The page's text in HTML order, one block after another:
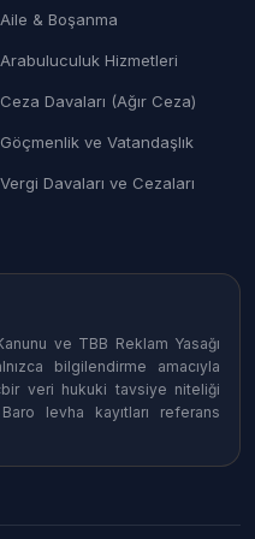
mahkeme kararları
ulaşın:
çevresindeki
danışmanlık hizmeti.
Özellikle sınır ticareti,
hukuku odaklı
davaları ve aile
Aile & Boşanma
Arabuluculuk Hizmetleri
Ceza Davaları (Ağır Ceza)
Göçmenlik ve Vatandaşlık
Vergi Davaları ve Cezaları
ve TBB Reklam Yasağı
bilgilendirme amacıyla
veri hukuki tavsiye niteliği
levha kayıtları referans